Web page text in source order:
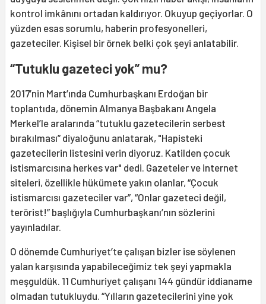
kontrol imkânını ortadan kaldırıyor. Okuyup geçiyorlar. O
yüzden esas sorumlu, haberin profesyonelleri,
gazeteciler. Kişisel bir örnek belki çok şeyi anlatabilir.
“Tutuklu gazeteci yok” mu?
2017’nin Mart’ında Cumhurbaşkanı Erdoğan bir
toplantıda, dönemin Almanya Başbakanı Angela
Merkel’le aralarında “tutuklu gazetecilerin serbest
bırakılması” diyaloğunu anlatarak, "Hapisteki
gazetecilerin listesini verin diyoruz. Katilden çocuk
istismarcısına herkes var" dedi. Gazeteler ve internet
siteleri, özellikle hükümete yakın olanlar, “Çocuk
istismarcısı gazeteciler var”, “Onlar gazeteci değil,
terörist!” başlığıyla Cumhurbaşkanı’nın sözlerini
yayınladılar.
O dönemde Cumhuriyet’te çalışan bizler ise söylenen
yalan karşısında yapabileceğimiz tek şeyi yapmakla
meşguldük. 11 Cumhuriyet çalışanı 144 gündür iddianame
olmadan tutukluydu. “Yılların gazetecilerini yine yok